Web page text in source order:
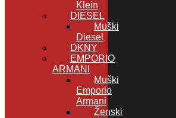
Klein
DIESEL
Muški
Diesel
DKNY
EMPORIO
ARMANI
Muški
Emporio
Armani
Ženski